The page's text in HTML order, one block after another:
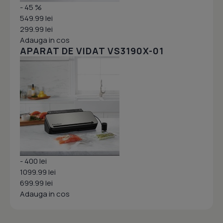
- 45 %
549.99 lei
299.99 lei
Adauga in cos
APARAT DE VIDAT VS3190X-01
- 400 lei
1099.99 lei
699.99 lei
Adauga in cos